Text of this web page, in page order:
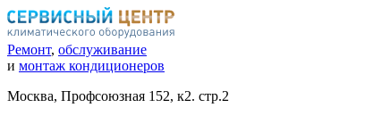
Ремонт, обслуживание
и монтаж кондиционеров
Москва, Профсоюзная 152, к2. стр.2